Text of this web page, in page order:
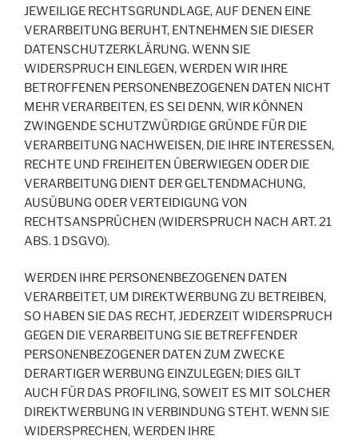
JEWEILIGE RECHTSGRUNDLAGE, AUF DENEN EINE
VERARBEITUNG BERUHT, ENTNEHMEN SIE DIESER
DATENSCHUTZERKLÄRUNG. WENN SIE
WIDERSPRUCH EINLEGEN, WERDEN WIR IHRE
BETROFFENEN PERSONENBEZOGENEN DATEN NICHT
MEHR VERARBEITEN, ES SEI DENN, WIR KÖNNEN
ZWINGENDE SCHUTZWÜRDIGE GRÜNDE FÜR DIE
VERARBEITUNG NACHWEISEN, DIE IHRE INTERESSEN,
RECHTE UND FREIHEITEN ÜBERWIEGEN ODER DIE
VERARBEITUNG DIENT DER GELTENDMACHUNG,
AUSÜBUNG ODER VERTEIDIGUNG VON
RECHTSANSPRÜCHEN (WIDERSPRUCH NACH ART. 21
ABS. 1 DSGVO).
WERDEN IHRE PERSONENBEZOGENEN DATEN
VERARBEITET, UM DIREKTWERBUNG ZU BETREIBEN,
SO HABEN SIE DAS RECHT, JEDERZEIT WIDERSPRUCH
GEGEN DIE VERARBEITUNG SIE BETREFFENDER
PERSONENBEZOGENER DATEN ZUM ZWECKE
DERARTIGER WERBUNG EINZULEGEN; DIES GILT
AUCH FÜR DAS PROFILING, SOWEIT ES MIT SOLCHER
DIREKTWERBUNG IN VERBINDUNG STEHT. WENN SIE
WIDERSPRECHEN, WERDEN IHRE